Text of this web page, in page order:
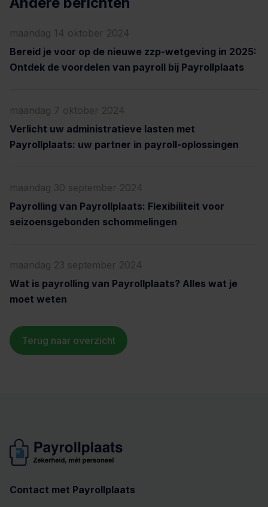
maandag 14 oktober 2024
Bereid je voor op de nieuwe zzp-wetgeving in 2025:
Ontdek de voordelen van payroll bij Payrollplaats
maandag 7 oktober 2024
Verlicht uw administratieve lasten met
Payrollplaats: uw partner in payroll-oplossingen
maandag 30 september 2024
Payrolling van Payrollplaats: Flexibiliteit voor
seizoensgebonden schommelingen
maandag 23 september 2024
Wat is payrolling van Payrollplaats? Alles wat je
moet weten
Terug naar overzicht
Contact met Payrollplaats